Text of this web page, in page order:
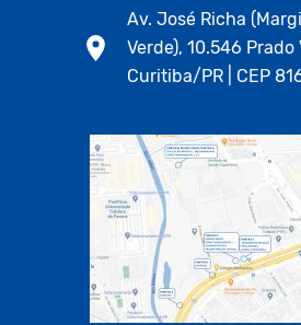
Av. José Richa
Verde), 10.546 Prado
Curitiba/PR | CEP